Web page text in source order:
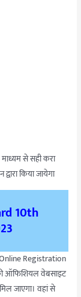
से सही करा
किया जायेगा
10th
Registration
ऑफिशियल वेबसाइट
जाएगा। वहां से